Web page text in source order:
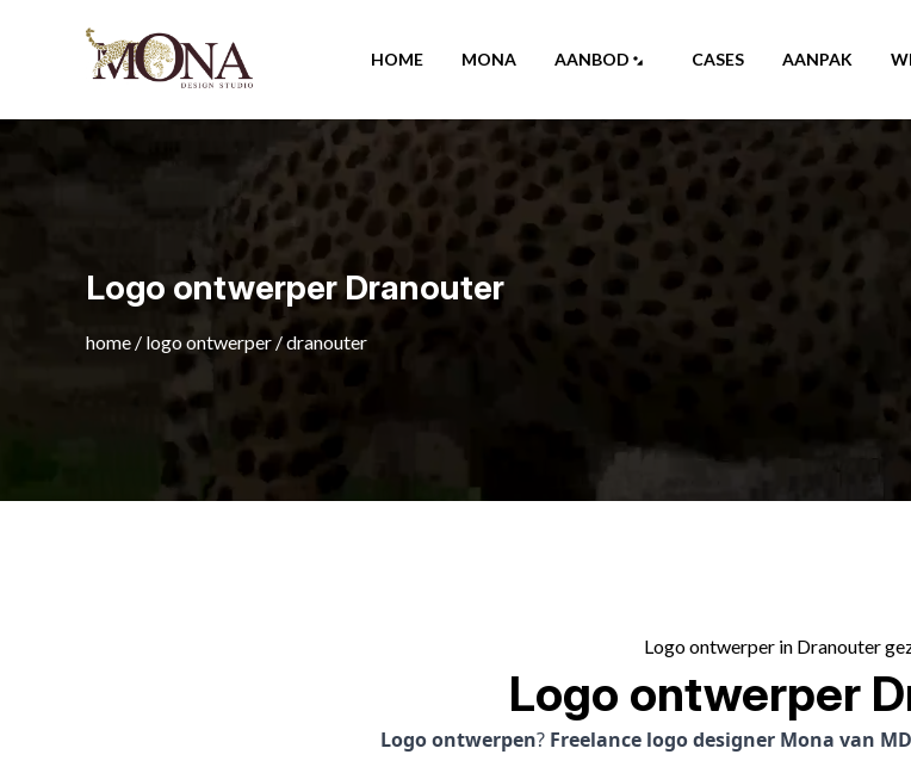
HOME MONA AANBOD CASES AANPAK
Logo ontwerper Dranouter
home / logo ontwerper /dranouter
Logo ontwerper in Dranouter
Logo ontwerper
Logo ontwerpen? Freelance logo designer Mona van